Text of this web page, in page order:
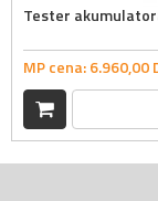
Tester
MP cena:6.960,00